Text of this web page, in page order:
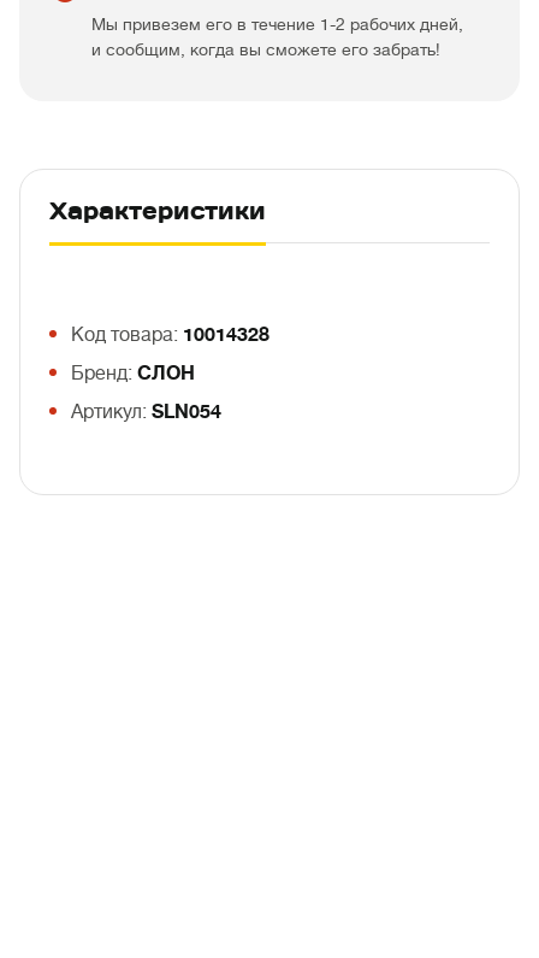
Мы привезем его в течение 1-2 рабочих дней,
и сообщим, когда вы сможете его забрать!
Характеристики
Код товара: 10014328
Бренд: СЛОН
Артикул: SLN054